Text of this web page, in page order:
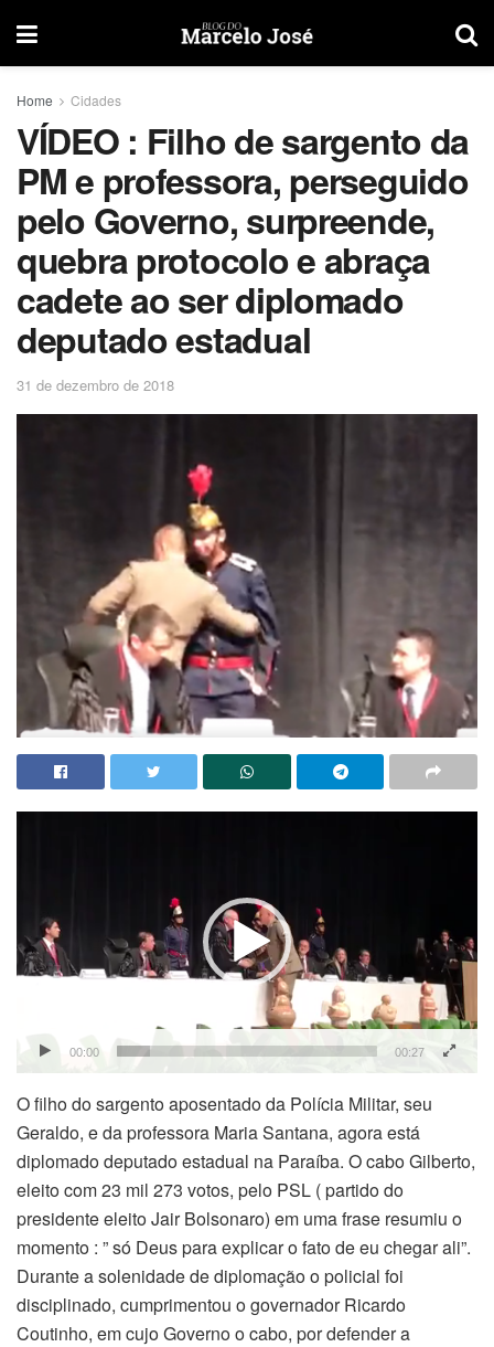
Home Cidades
VÍDEO : Filho de sargento da
PM e professora, perseguido
pelo Governo, surpreende,
quebra protocolo e abraça
cadete ao ser diplomado
deputado estadual
31 de dezembro de 2018
00:00 00:27
O filho do sargento aposentado da Polícia Militar, seu
Geraldo, e da professora Maria Santana, agora está
diplomado deputado estadual na Paraíba. O cabo Gilberto,
eleito com 23 mil 273 votos, pelo PSL ( partido do
presidente eleito Jair Bolsonaro) em uma frase resumiu o
momento : ” só Deus para explicar o fato de eu chegar ali”.
Durante a solenidade de diplomação o policial foi
disciplinado, cumprimentou o governador Ricardo
Coutinho, em cujo Governo o cabo, por defender a